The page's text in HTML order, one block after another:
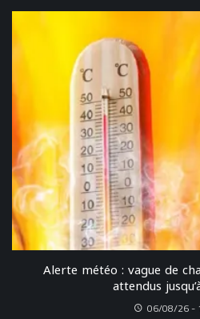
Alerte météo : vague de
attendus
06/08/26 -